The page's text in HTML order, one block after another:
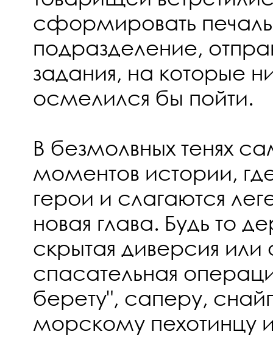
сформировать
подразделение,
задания, на которые
осмелился бы пойти.
В безмолвных тенях
моментов истории,
герои и слагаются
новая глава. Будь то
скрытая диверсия или
спасательная
берету", саперу,
морскому пехотинцу